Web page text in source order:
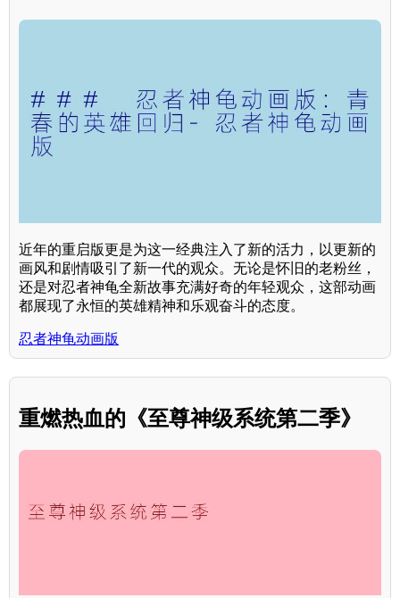
近年的重启版更是为这一经典注入了新的活力，以更新的
画风和剧情吸引了新一代的观众。无论是怀旧的老粉丝，
还是对忍者神龟全新故事充满好奇的年轻观众，这部动画
都展现了永恒的英雄精神和乐观奋斗的态度。
忍者神龟动画版
重燃热血的《至尊神级系统第二季》